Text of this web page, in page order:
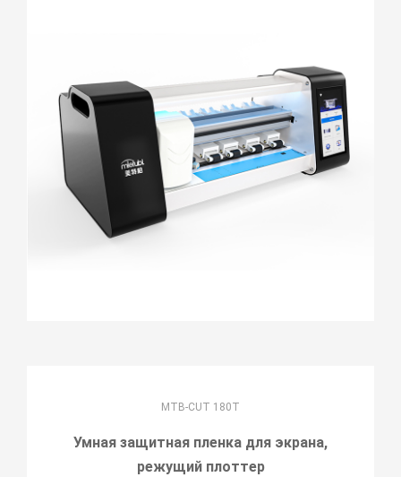
MTB-CUT 180T
Умная защитная пленка для экрана,
режущий плоттер